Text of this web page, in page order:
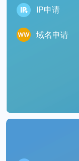
IP申请
域名申请